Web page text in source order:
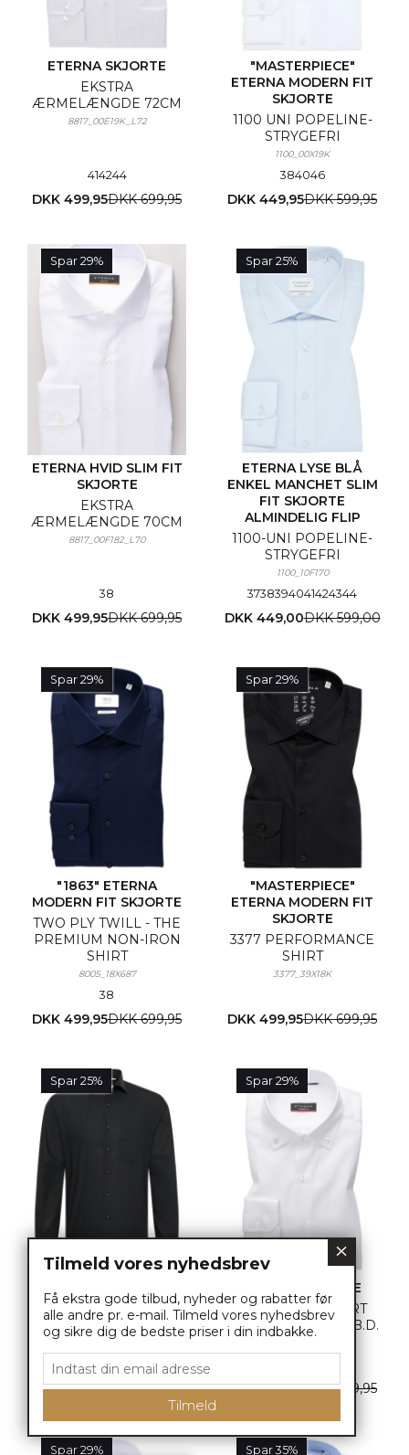
ETERNA SKJORTE
EKSTRA
ÆRMELÆNGDE 72CM
8817_00E19K_L72
414244
DKK 499,95DKK 699,95
"MASTERPIECE"
ETERNA MODERN FIT
SKJORTE
1100 UNI POPELINE-
STRYGEFRI
1100_00X19K
384046
DKK 449,95DKK 599,95
Spar 29%
ETERNA HVID SLIM FIT
SKJORTE
EKSTRA
ÆRMELÆNGDE 70CM
8817_00F182_L70
38
DKK 499,95DKK 699,95
Spar 25%
ETERNA LYSE BLÅ
ENKEL MANCHET SLIM
FIT SKJORTE
ALMINDELIG FLIP
1100-UNI POPELINE-
STRYGEFRI
1100_10F170
3738394041424344
DKK 449,00DKK 599,00
Spar 29%
"1863" ETERNA
MODERN FIT SKJORTE
TWO PLY TWILL - THE
PREMIUM NON-IRON
SHIRT
8005_18X687
38
DKK 499,95DKK 699,95
Spar 29%
"MASTERPIECE"
ETERNA MODERN FIT
SKJORTE
3377 PERFORMANCE
SHIRT
3377_39X18K
DKK 499,95DKK 699,95
Spar 25%
EKSTRA
ÆRMELÆNGDE 68CM
48
DKK 449,00DKK 599,00
Spar 29%
ETERNA SKJORTE
8817 COVER SHIRT
TWILL-STRYGEFRI B.D.
DKK 499,95DKK 699,95
Spar 29% Spar 35%
Tilmeld vores nyhedsbrev
Få ekstra gode tilbud, nyheder og rabatter før
alle andre pr. e-mail. Tilmeld vores nyhedsbrev
og sikre dig de bedste priser i din indbakke.